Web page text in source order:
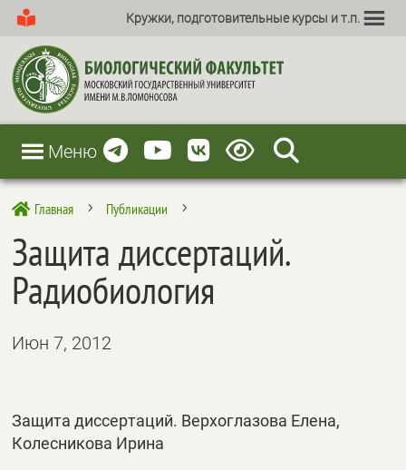
Кружки, подготовительные курсы и т.п.
Меню
 Главная 5 Публикации 5
Защита диссертаций.
Радиобиология
Июн 7, 2012
Защита диссертаций. Верхоглазова Елена,
Колесникова Ирина